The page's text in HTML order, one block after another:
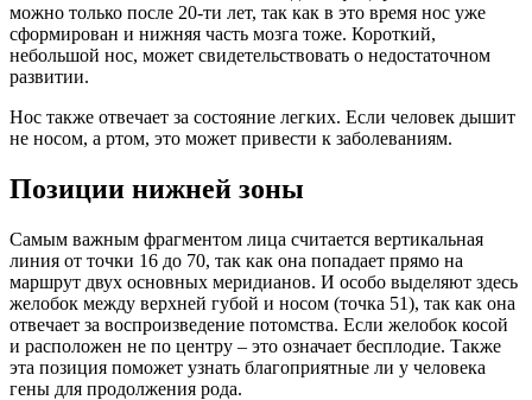
можно только после 20-ти лет, так как в это время нос уже
сформирован и нижняя часть мозга тоже. Короткий,
небольшой нос, может свидетельствовать о недостаточном
развитии.
Нос также отвечает за состояние легких. Если человек дышит
не носом, а ртом, это может привести к заболеваниям.
Позиции нижней зоны
Самым важным фрагментом лица считается вертикальная
линия от точки 16 до 70, так как она попадает прямо на
маршрут двух основных меридианов. И особо выделяют здесь
желобок между верхней губой и носом (точка 51), так как она
отвечает за воспроизведение потомства. Если желобок косой
и расположен не по центру – это означает бесплодие. Также
эта позиция поможет узнать благоприятные ли у человека
гены для продолжения рода.